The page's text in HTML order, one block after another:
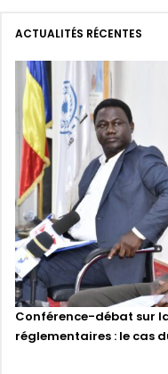
ACTUALITÉS RÉCENTES
Conférence-débat sur
réglementaires : le cas